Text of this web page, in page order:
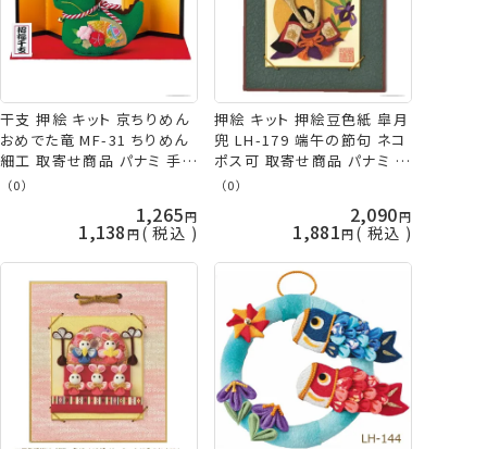
干支 押絵 キット 京ちりめん
おめでた竜 MF-31 ちりめん
細工 取寄せ商品 パナミ 手芸
の山久
（0）
1,265
1,138 税込
押絵 キット 押絵豆色紙 皐月
兜 LH-179 端午の節句 ネコ
ポス可 取寄せ商品 パナミ 手
芸の山久
（0）
2,090
1,881 税込